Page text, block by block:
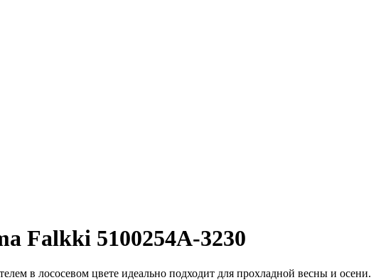
Falkki 5100254A-3230
в лососевом цвете идеально подходит для прохладной весны и осени.